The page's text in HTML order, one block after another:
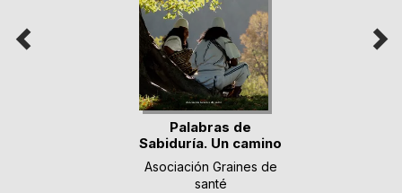
Palabras de
Sabiduría. Un camino
p(...)
Asociación Graines de
santé